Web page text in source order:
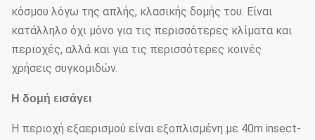
κόσμου λόγω της απλής, κλασικής δομής του. Είναι
κατάλληλο όχι μόνο για τις περισσότερες κλίματα και
περιοχές, αλλά και για τις περισσότερες κοινές
χρήσεις συγκομιδών.
Η δομή εισάγει
Η περιοχή εξαερισμού είναι εξοπλισμένη με 40m insect-